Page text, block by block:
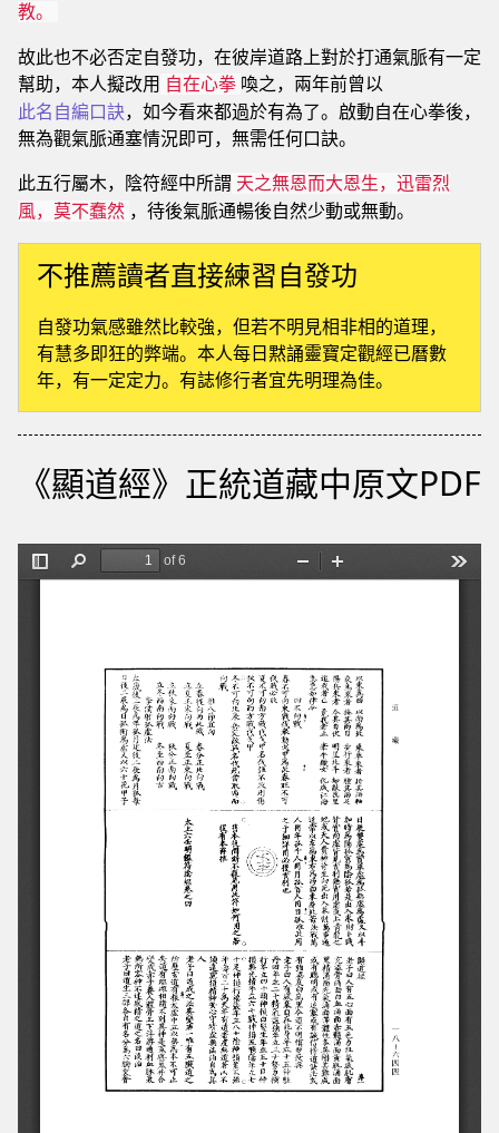
教。
故此也不必否定自發功，在彼岸道路上對於打通氣脈有一定
幫助，本人擬改用 自在心拳 喚之，兩年前曾以
此名自編口訣，如今看來都過於有為了。啟動自在心拳後，
無為觀氣脈通塞情況即可，無需任何口訣。
此五行屬木，陰符經中所謂 天之無恩而大恩生，迅雷烈
風，莫不蠢然 ，待後氣脈通暢後自然少動或無動。
不推薦讀者直接練習自發功
自發功氣感雖然比較強，但若不明見相非相的道理，
有慧多即狂的弊端。本人每日黙誦靈寶定觀經已曆數
年，有一定定力。有誌修行者宜先明理為佳。
《顯道經》正統道藏中原文PDF